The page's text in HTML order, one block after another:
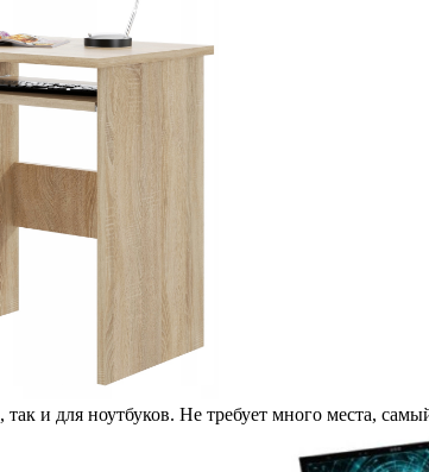
и для ноутбуков. Не требует много места,